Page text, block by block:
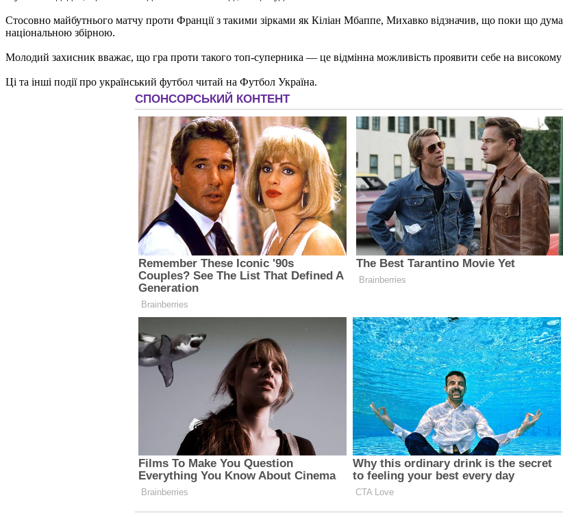
Стосовно майбутнього матчу проти Франції з такими зірками як Кіліан Мбаппе, Михавко відзначив, що поки що
національною збірною.
Молодий захисник вважає, що гра проти такого топ-суперника — це відмінна можливість проявити себе на високому
Ці та інші події про український футбол читай на Футбол Україна.